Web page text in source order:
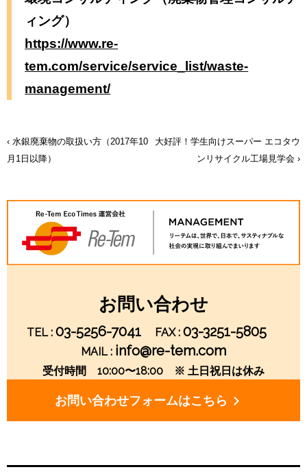
ィング）
https://www.re-
tem.com/service/service_list/waste-
management/
投
ビ
ョ
水銀廃棄物の取扱い方（2017年10
月1日以降）
大好評！学生向けスーパー エコタウ
ンリサイクル工場見学会
お問い合わせ
TEL : 03-5256-7041 FAX : 03-3251-5805
MAIL : info@re-tem.com
受付時間 10:00〜18:00 ※ 土日祝日は休み
お問い合わせフォームはこちら